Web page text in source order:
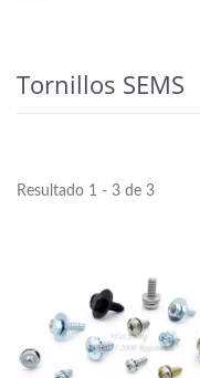
Tornillos SEMS
Resultado 1 - 3 de 3